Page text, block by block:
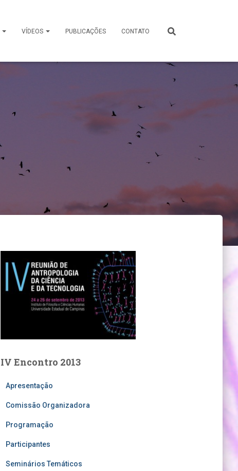
VÍDEOS PUBLICAÇÕES CONTATO
IV Encontro 2013
Apresentação
Comissão Organizadora
Programação
Participantes
Seminários Temáticos